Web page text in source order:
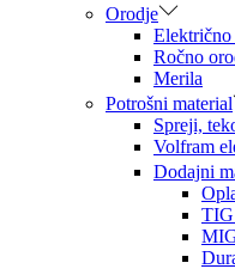
Orodje
Električno
Ročno
Merila
Potrošni material
Spreji,
Volfram
Dodajni
TIG